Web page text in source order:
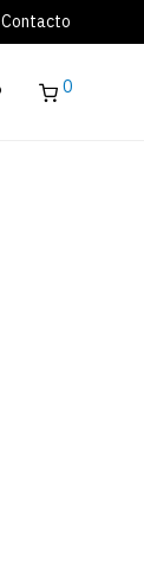
Contacto
0